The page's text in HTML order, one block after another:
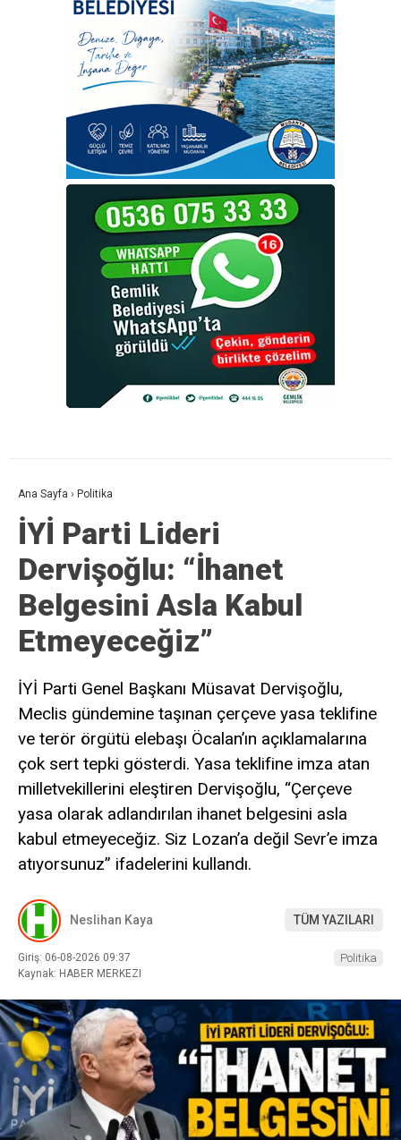
Ana Sayfa › Politika
İYİ Parti Lideri
Dervişoğlu: “İhanet
Belgesini Asla Kabul
Etmeyeceğiz”
İYİ Parti Genel Başkanı Müsavat Dervişoğlu,
Meclis gündemine taşınan çerçeve yasa teklifine
ve terör örgütü elebaşı Öcalan’ın açıklamalarına
çok sert tepki gösterdi. Yasa teklifine imza atan
milletvekillerini eleştiren Dervişoğlu, “Çerçeve
yasa olarak adlandırılan ihanet belgesini asla
kabul etmeyeceğiz. Siz Lozan’a değil Sevr’e imza
atıyorsunuz” ifadelerini kullandı.
Neslihan Kaya TÜM YAZILARI
Giriş: 06-08-2026 09:37
Kaynak: HABER MERKEZI
Politika